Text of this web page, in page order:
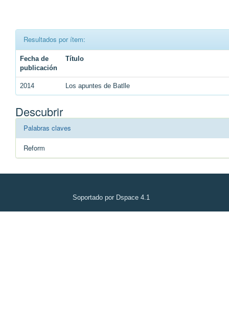
Resultados por ítem:
Fecha de
publicación
Título
2014 Los apuntes de Batlle
Descubrir
Palabras claves
Reform
Soportado por Dspace 4.1